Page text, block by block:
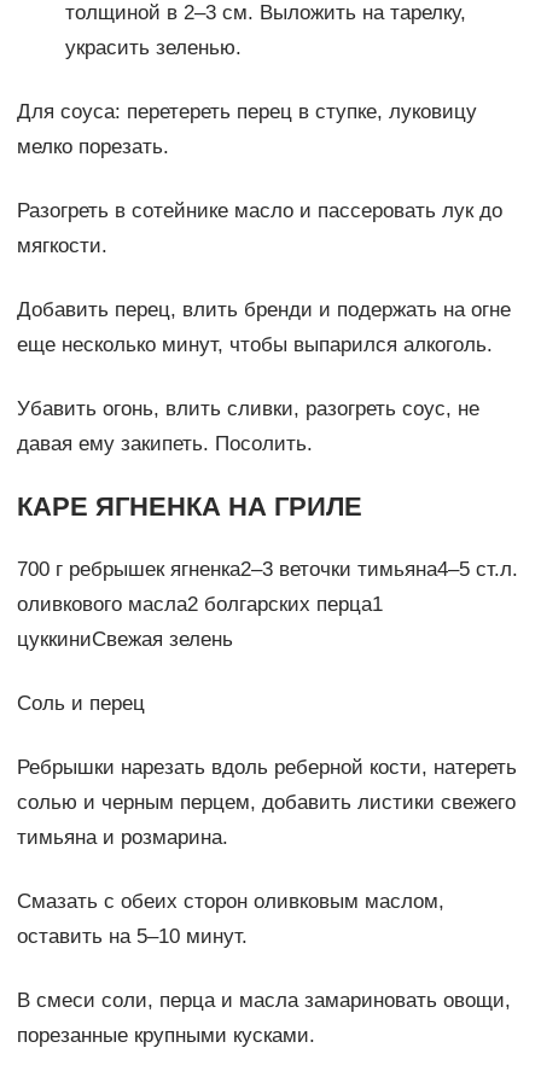
толщиной в 2–3 см. Выложить на тарелку,
украсить зеленью.
Для соуса: перетереть перец в ступке, луковицу
мелко порезать.
Разогреть в сотейнике масло и пассеровать лук до
мягкости.
Добавить перец, влить бренди и подержать на огне
еще несколько минут, чтобы выпарился алкоголь.
Убавить огонь, влить сливки, разогреть соус, не
давая ему закипеть. Посолить.
КАРЕ ЯГНЕНКА НА ГРИЛЕ
700 г ребрышек ягненка2–3 веточки тимьяна4–5 ст.л.
оливкового масла2 болгарских перца1
цуккиниСвежая зелень
Соль и перец
Ребрышки нарезать вдоль реберной кости, натереть
солью и черным перцем, добавить листики свежего
тимьяна и розмарина.
Смазать с обеих сторон оливковым маслом,
оставить на 5–10 минут.
В смеси соли, перца и масла замариновать овощи,
порезанные крупными кусками.